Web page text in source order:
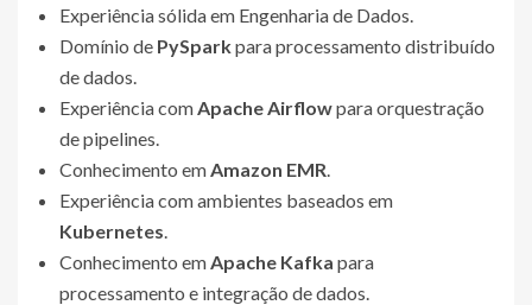
Experiência sólida em Engenharia de Dados.
Domínio de PySparkpara processamento distribuído
de dados.
Experiência comApache Airflowpara orquestração
de pipelines.
Conhecimento emAmazon EMR.
Experiência com ambientes baseados em
Kubernetes.
Conhecimento emApache Kafka para
processamento e integração de dados.